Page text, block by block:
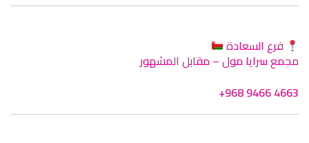
فرع السعادة
مجمع سرايا مول – مقابل المشهور
+968 9466 4663